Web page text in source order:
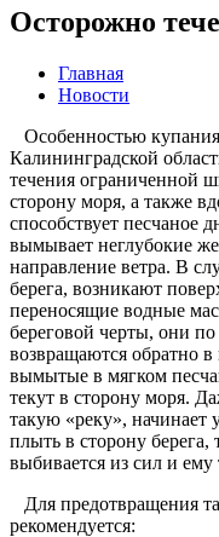
Осторожно
Главная
Новости
Особенностью
Калининградской
течения ограниченной
сторону моря, а также
способствует песчаное
вымывает неглубокие
направление ветра. В
берега, возникают
переносящие водные
береговой черты, они
возвращаются обратно
вымы­тые в мягком
текут в сторону моря.
такую «реку», начинает
плыть в сторону берега,
выбивается из сил и
Для предотвращения
рекомендуется: